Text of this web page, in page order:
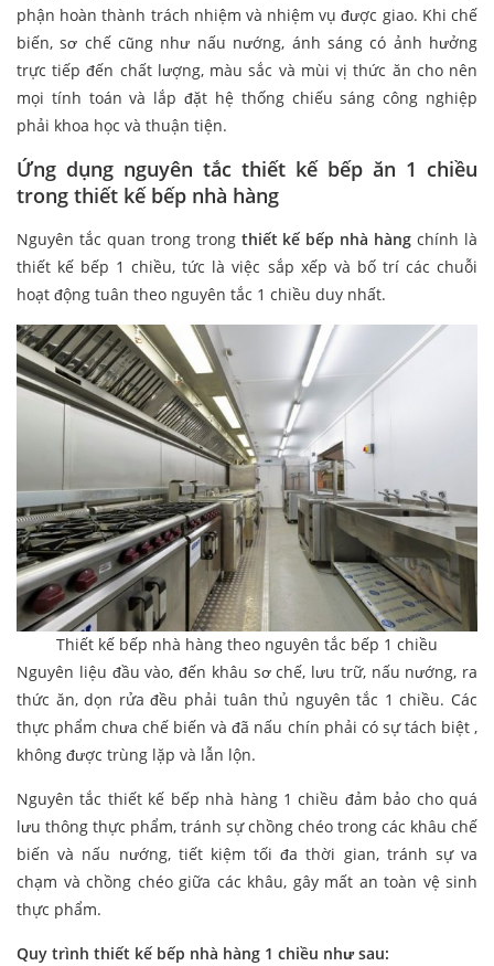
phận hoàn thành trách nhiệm và nhiệm vụ được giao. Khi chế
biến, sơ chế cũng như nấu nướng, ánh sáng có ảnh hưởng
trực tiếp đến chất lượng, màu sắc và mùi vị thức ăn cho nên
mọi tính toán và lắp đặt hệ thống chiếu sáng công nghiệp
phải khoa học và thuận tiện.
Ứng dụng nguyên tắc thiết kế bếp ăn 1 chiều
trong thiết kế bếp nhà hàng
Nguyên tắc quan trong trong thiết kế bếp nhà hàng chính là
thiết kế bếp 1 chiều, tức là việc sắp xếp và bố trí các chuỗi
hoạt động tuân theo nguyên tắc 1 chiều duy nhất.
Thiết kế bếp nhà hàng theo nguyên tắc bếp 1 chiều
Nguyên liệu đầu vào, đến khâu sơ chế, lưu trữ, nấu nướng, ra
thức ăn, dọn rửa đều phải tuân thủ nguyên tắc 1 chiều. Các
thực phẩm chưa chế biến và đã nấu chín phải có sự tách biệt ,
không được trùng lặp và lẫn lộn.
Nguyên tắc thiết kế bếp nhà hàng 1 chiều đảm bảo cho quá
lưu thông thực phẩm, tránh sự chồng chéo trong các khâu chế
biến và nấu nướng, tiết kiệm tối đa thời gian, tránh sự va
chạm và chồng chéo giữa các khâu, gây mất an toàn vệ sinh
thực phẩm.
Quy trình thiết kế bếp nhà hàng 1 chiều như sau: